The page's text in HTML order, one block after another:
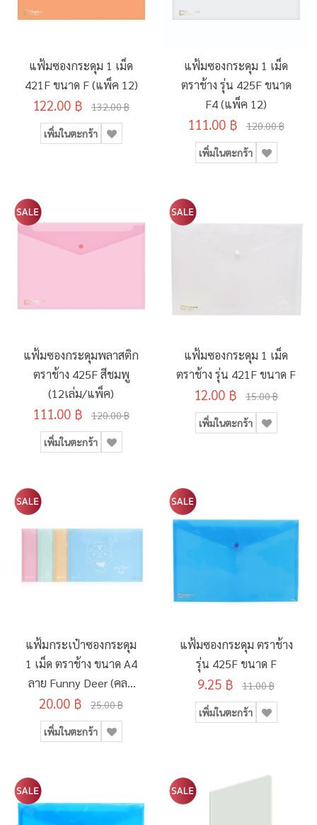
แฟ้มซองกระดุม 1 เม็ด
421F ขนาด F (แพ็ค 12)
122.00 ฿ 132.00 ฿
เพิ่มในตะกร้า
แฟ้มซองกระดุม 1 เม็ด
ตราช้าง รุ่น 425F ขนาด
F4 (แพ็ค 12)
111.00 ฿ 120.00 ฿
เพิ่มในตะกร้า
แฟ้มซองกระดุมพลาสติก
ตราช้าง 425F สีชมพู
(12เล่ม/แพ็ค)
111.00 ฿ 120.00 ฿
เพิ่มในตะกร้า
แฟ้มซองกระดุม 1 เม็ด
ตราช้าง รุ่น 421F ขนาด F
12.00 ฿ 15.00 ฿
เพิ่มในตะกร้า
แฟ้มกระเป๋าซองกระดุม
1 เม็ด ตราช้าง ขนาด A4
ลาย Funny Deer (คละ
ลาย)
20.00 ฿ 25.00 ฿
เพิ่มในตะกร้า
แฟ้มซองกระดุม ตราช้าง
รุ่น 425F ขนาด F
9.25 ฿ 11.00 ฿
เพิ่มในตะกร้า